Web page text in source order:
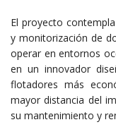
El proyecto
y monitorización de
operar en entornos
en un innovador
flotadores más
mayor distancia del
su mantenimiento y